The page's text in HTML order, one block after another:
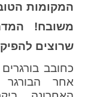
המקומות
משובח!
שרוצים
כחובב
אחר הבורגר